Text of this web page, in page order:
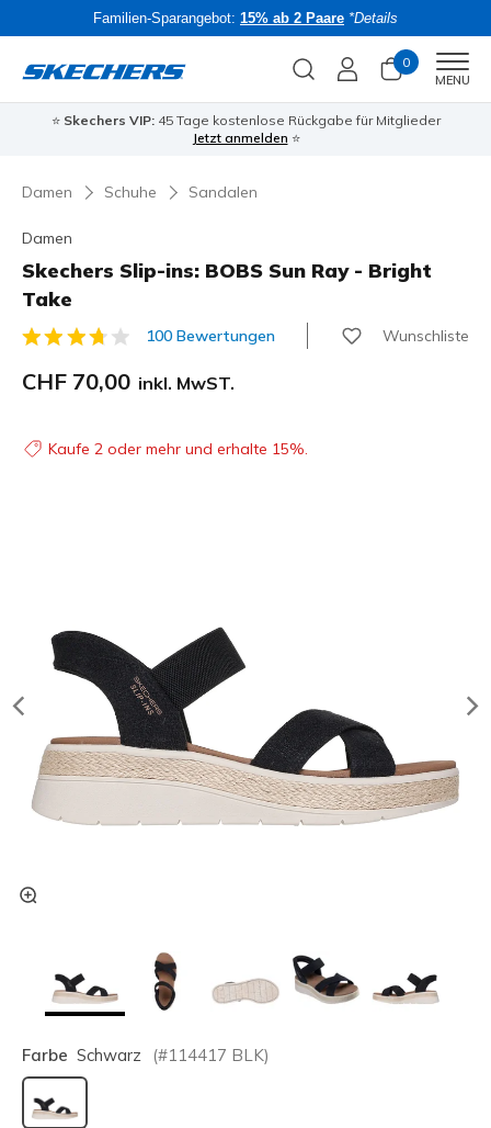
Familien-Sparangebot: 15% ab 2 Paare *Details
0
MENU
⭐ Skechers VIP:45 Tage kostenlose Rückgabe für Mitglieder
Jetzt anmelden ⭐
Damen Schuhe Sandalen
Damen
Skechers Slip-ins: BOBS Sun Ray - Bright
Take
3.7 von 5 Kundenbewertungen
100 Bewertungen Wunschliste
CHF 70,00 inkl. MwST.
Kaufe 2 oder mehr und erhalte 15%.
Farbe Schwarz (#114417 BLK)